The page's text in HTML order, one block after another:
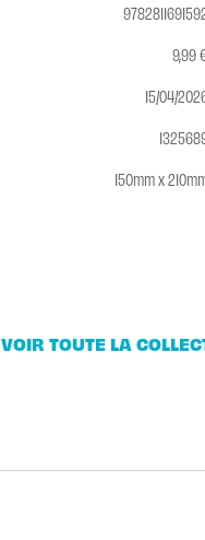
9,99
15/04/
150mm x
VOIR TOUTE LA